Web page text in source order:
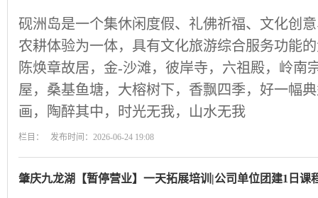
砚洲岛是一个集休闲度假、礼佛祈福、文化创
农耕体验为一体，具有文化旅游综合服务功能
陈焕章故居，金-沙滩，彼岸寺，六祖殿，岭南
屋，桑基鱼塘，大榕树下，香飘四季，好一幅
画，陶醉其中，时光无我，山水无我
栏目： 发布时间：2026-06-24 19:08
肇庆九龙湖【暂停营业】一天拓展培训|公司单位团建1日课